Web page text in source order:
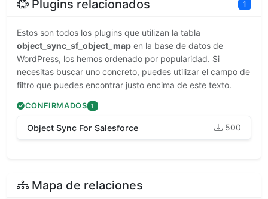
Plugins relacionados 1
Estos son todos los plugins que utilizan la tabla
object_sync_sf_object_map en la base de datos de
WordPress, los hemos ordenado por popularidad. Si
necesitas buscar uno concreto, puedes utilizar el campo de
filtro que puedes encontrar justo encima de este texto.
CONFIRMADOS 1
Object Sync For Salesforce 500
Mapa de relaciones